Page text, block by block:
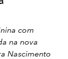
com
na nova
Nascimento